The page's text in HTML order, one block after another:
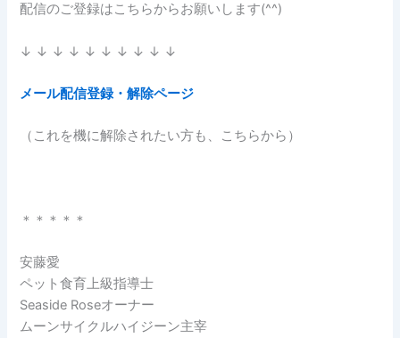
配信のご登録はこちらからお願いします(^^)
↓ ↓ ↓ ↓ ↓ ↓ ↓ ↓ ↓ ↓
メール配信登録・解除ページ
（これを機に解除されたい方も、こちらから）
＊＊＊＊＊
安藤愛
ペット食育上級指導士
Seaside Roseオーナー
ムーンサイクルハイジーン主宰